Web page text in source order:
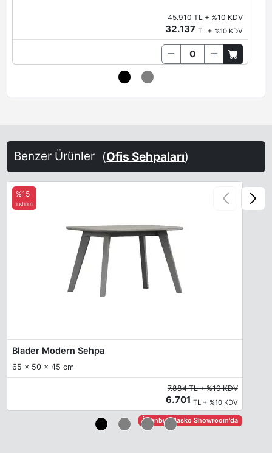
45.910 TL + %10 KDV
32.137TL + %10 KDV
Benzer Ürünler (Ofis Sehpaları)
Blader Modern Sehpa
65 x 50 x 45 cm
%15
indirim
7.884 TL + %10 KDV
6.701 TL + %10 KDV
İstanbul Masko Showroom'da